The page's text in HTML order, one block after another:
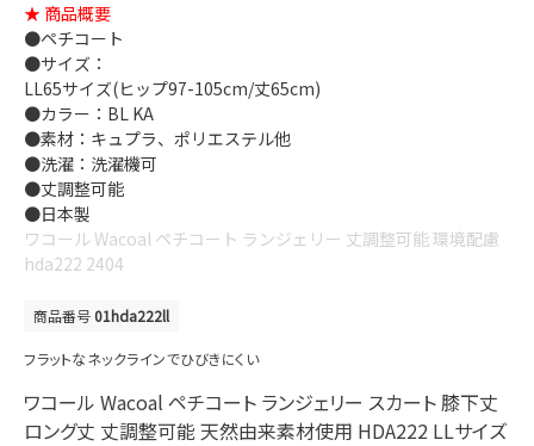
★ 商品概要
●ペチコート
●サイズ：
LL65サイズ(ヒップ97-105cm/丈65cm)
●カラー：BL KA
●素材：キュプラ、ポリエステル他
●洗濯：洗濯機可
●丈調整可能
●日本製
ワコール Wacoal ペチコート ランジェリー 丈調整可能 環境配慮
hda222 2404
商品番号01hda222ll
フラットなネックラインでひびきにくい
ワコール Wacoal ペチコート ランジェリー スカート 膝下丈
ロング丈 丈調整可能 天然由来素材使用 HDA222 LLサイズ